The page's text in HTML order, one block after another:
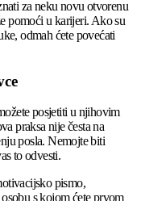
za neku novu otvorenu
pomoći u karijeri. Ako su
odmah ćete povećati
posjetiti u njihovim
praksa nije česta na
posla. Nemojte biti
to odvesti.
pismo,
s kojom ćete prvom